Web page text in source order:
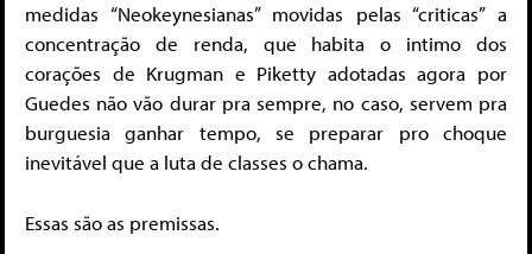
medidas “Neokeynesianas” movidas pelas “criticas” a
concentração de renda, que habita o intimo dos
corações de Krugman e Piketty adotadas agora por
Guedes não vão durar pra sempre, no caso, servem pra
burguesia ganhar tempo, se preparar pro choque
inevitável que a luta de classes o chama.
Essas são as premissas.